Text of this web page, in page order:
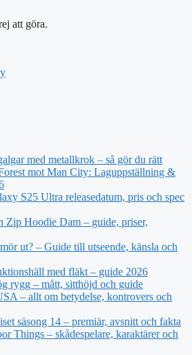
att göra.
med metallkrok – så gör du rätt
mot Man City: Laguppställning &
S25 Ultra releasedatum, pris och spec
Zip Hoodie Dam – guide, priser,
ut? – Guide till utseende, känsla och
med fläkt – guide 2026
rygg – mått, sitthöjd och guide
– allt om betydelse, kontrovers och
säsong 14 – premiär, avsnitt och fakta
Things – skådespelare, karaktärer och